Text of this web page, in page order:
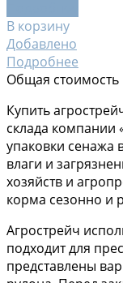
В корзину
Добавлено
Подробнее
Общая стоимость
Купить
склада компании
упаковки сенажа
влаги и
хозяйств и
корма сезонно и
Агрострейч
подходит для
представлены